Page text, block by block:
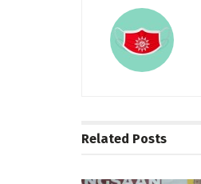
Related Posts